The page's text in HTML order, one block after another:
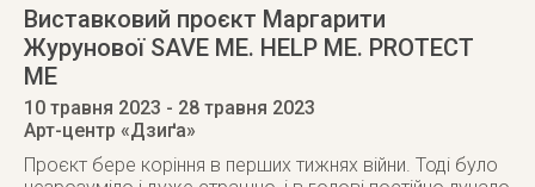
Виставковий проєкт Маргарити
Журунової SAVE ME. HELP ME. PROTECT
ME
10 травня 2023 - 28 травня 2023
Арт-центр «Дзиґа»
Проєкт бере коріння в перших тижнях війни. Тоді було